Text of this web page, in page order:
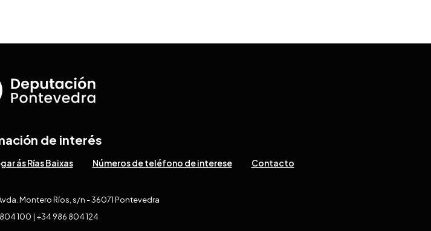
de interés
ás Rías Baixas Números de teléfono de interese Contacto
Montero Ríos, s/n - 36071 Pontevedra
100 | +34 986 804 124